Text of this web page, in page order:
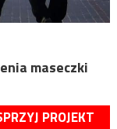
maseczki
PROJEKT